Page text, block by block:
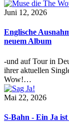
Juni 12, 2026
Englische
neuem Album
-und auf Tour in
ihrer aktuellen
Wow!…
Mai 22, 2026
S-Bahn - Ein Ja